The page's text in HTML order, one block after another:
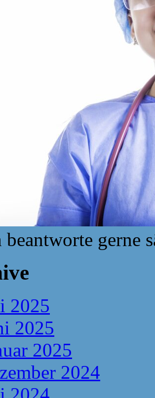
beantworte gerne
2025
2025
2025
2024